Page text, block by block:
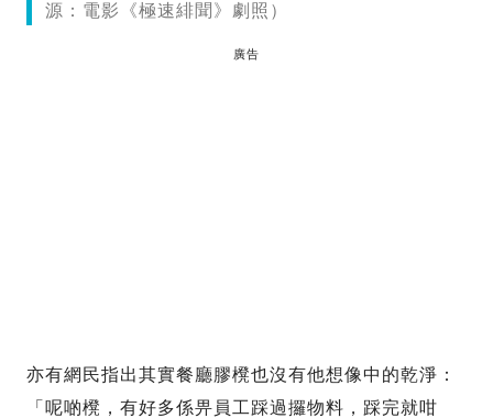
源：電影《極速緋聞》劇照）
廣告
亦有網民指出其實餐廳膠櫈也沒有他想像中的乾淨：
「呢啲櫈，有好多係畀員工踩過攞物料，踩完就咁